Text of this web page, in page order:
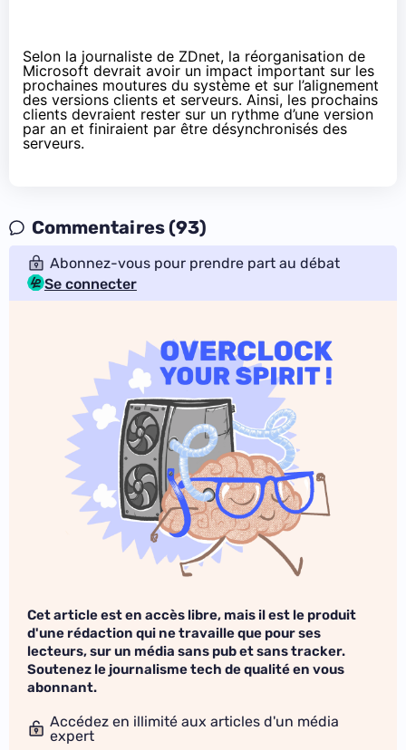
Selon la journaliste de ZDnet, la réorganisation de
Microsoft devrait avoir un impact important sur les
prochaines moutures du système et sur l’alignement
des versions clients et serveurs. Ainsi, les prochains
clients devraient rester sur un rythme d’une version
par an et finiraient par être désynchronisés des
serveurs.
Commentaires (93)
Abonnez-vous pour prendre part au débat
Se connecter
Cet article est en accès libre, mais il est le produit
d'une rédaction qui ne travaille que pour ses
lecteurs, sur un média sans pub et sans tracker.
Soutenez le journalisme tech de qualité en vous
abonnant.
Accédez en illimité aux articles d'un média
expert